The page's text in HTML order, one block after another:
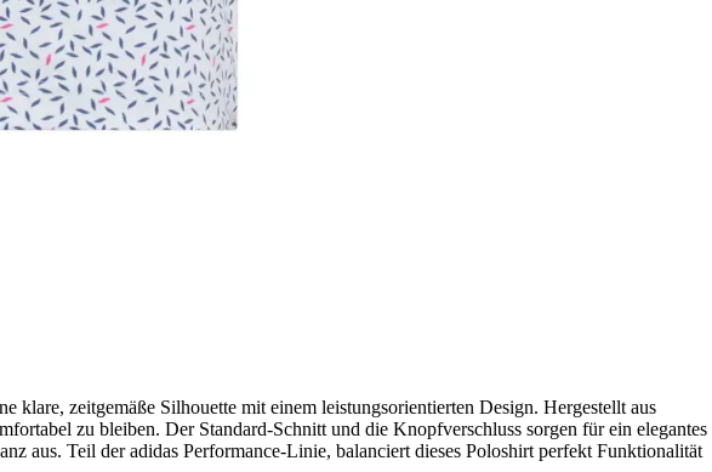
zeitgemäße Silhouette mit einem leistungsorientierten Design. Hergestellt aus
zu bleiben. Der Standard-Schnitt und die Knopfverschluss sorgen für ein elegantes
aus. Teil der adidas Performance-Linie, balanciert dieses Poloshirt perfekt Funktionalität